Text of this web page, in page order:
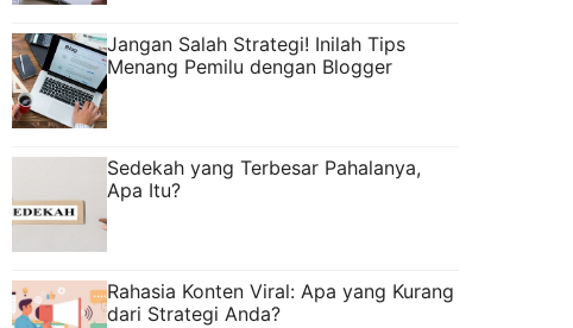
Jangan Salah Strategi! Inilah Tips
Menang Pemilu dengan Blogger
Sedekah yang Terbesar Pahalanya,
Apa Itu?
Rahasia Konten Viral: Apa yang Kurang
dari Strategi Anda?